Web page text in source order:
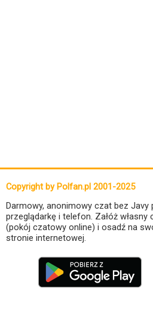
Copyright by Polfan.pl 2001-2025
Darmowy, anonimowy czat bez Javy
przeglądarkę i telefon. Załóż własny
(pokój czatowy online) i osadź na
stronie internetowej.